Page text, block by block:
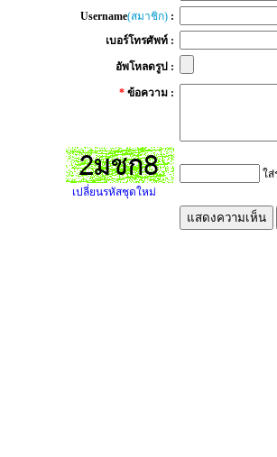
Username(สมาชิก):
เบอร์โทรศัพท์ :
อัพโหลดรูป :
* ข้อความ :
เปลี่ยนรหัสชุดใหม่
ใ